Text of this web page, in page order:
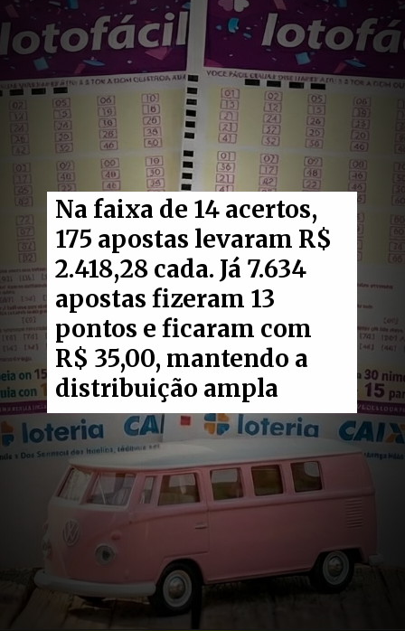
Na faixa de 14 acertos,
175 apostas levaram R$
2.418,28 cada. Já 7.634
apostas fizeram 13
pontos e ficaram com
R$ 35,00, mantendo a
distribuição ampla